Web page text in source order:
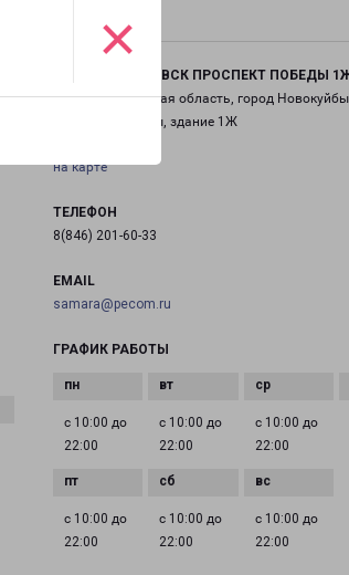
×
НОВОКУЙБЫШЕВСК ПРОСПЕКТ ПОБЕДЫ
Россия, Самарская область, город
проспект Победы, здание 1Ж
на карте
ТЕЛЕФОН
8(846) 201-60-33
EMAIL
samara@pecom.ru
ГРАФИК РАБОТЫ
с 10:00 до
22:00
с 10:00 до
22:00
с 10:00 до
22:00
с 10:00 до
22:00
с 10:00 до
22:00
с 10:00 до
22:00